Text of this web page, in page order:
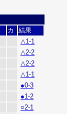
カ
結果
△1-1
△2-2
△2-2
△1-1
●0-3
●1-2
○2-1